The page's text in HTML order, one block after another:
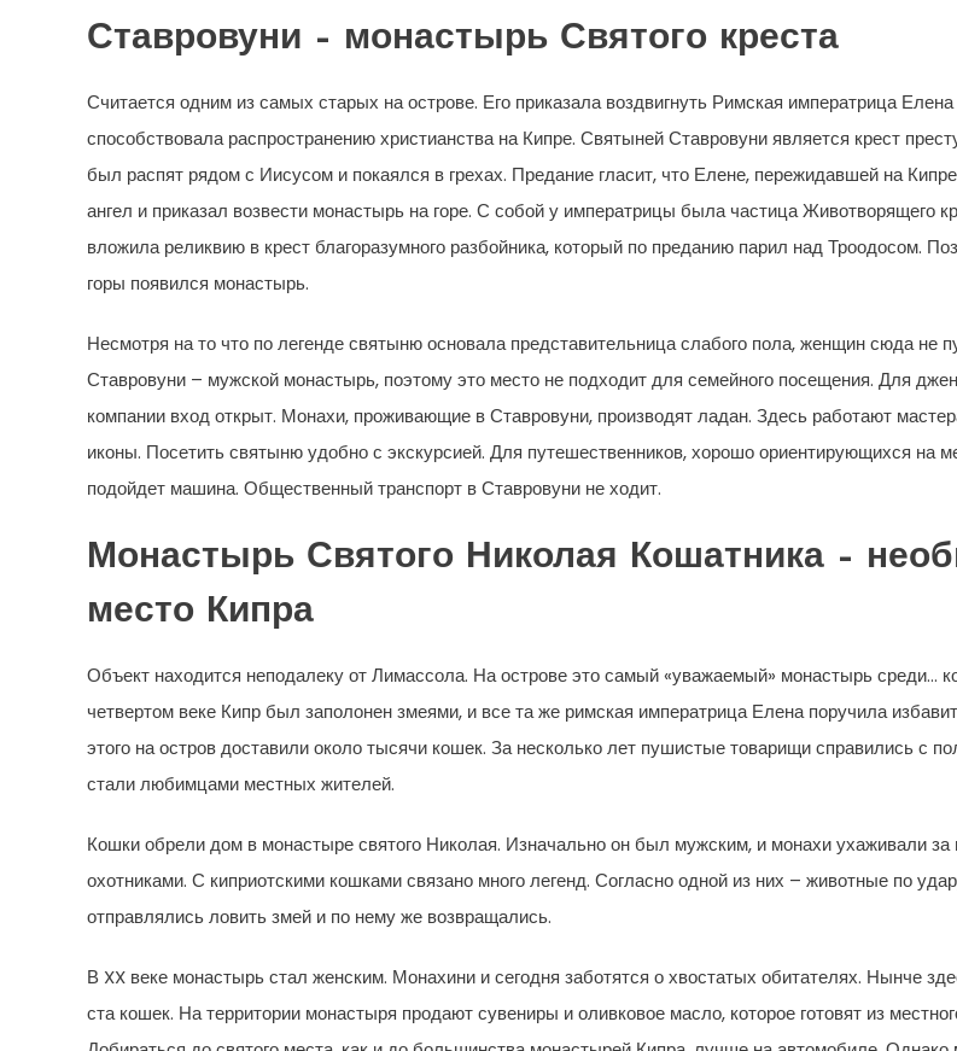
Ставровуни – монастырь Святого креста
Считается одним из самых старых на острове. Его приказала воздвигнуть Римская императрица
способствовала распространению христианства на Кипре. Святыней Ставровуни является крест
был распят рядом с Иисусом и покаялся в грехах. Предание гласит, что Елене, пережидавшей на
ангел и приказал возвести монастырь на горе. С собой у императрицы была частица Животворящего
вложила реликвию в крест благоразумного разбойника, который по преданию парил над Троодосом.
горы появился монастырь.
Несмотря на то что по легенде святыню основала представительница слабого пола, женщин сюда не
Ставровуни – мужской монастырь, поэтому это место не подходит для семейного посещения. Для
компании вход открыт. Монахи, проживающие в Ставровуни, производят ладан. Здесь работают
иконы. Посетить святыню удобно с экскурсией. Для путешественников, хорошо ориентирующихся на
подойдет машина. Общественный транспорт в Ставровуни не ходит.
Монастырь Святого Николая Кошатника –
место Кипра
Объект находится неподалеку от Лимассола. На острове это самый «уважаемый» монастырь среди…
четвертом веке Кипр был заполонен змеями, и все та же римская императрица Елена поручила
этого на остров доставили около тысячи кошек. За несколько лет пушистые товарищи справились с
стали любимцами местных жителей.
Кошки обрели дом в монастыре святого Николая. Изначально он был мужским, и монахи ухаживали
охотниками. С киприотскими кошками связано много легенд. Согласно одной из них – животные по
отправлялись ловить змей и по нему же возвращались.
В XX веке монастырь стал женским. Монахини и сегодня заботятся о хвостатых обитателях. Нынче
ста кошек. На территории монастыря продают сувениры и оливковое масло, которое готовят из